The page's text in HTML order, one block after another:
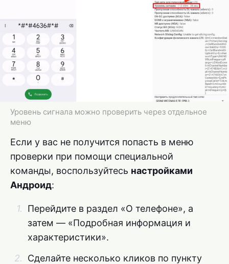
Уровень сигнала можно проверить через отдельное
меню
Если у вас не получится попасть в меню
проверки при помощи специальной
команды, воспользуйтесь настройками
Андроид:
Перейдите в раздел «О телефоне», а
затем — «Подробная информация и
характеристики».
Сделайте несколько кликов по пункту